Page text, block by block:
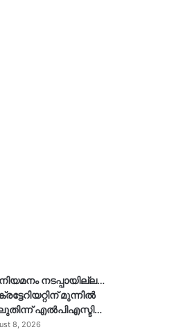
നിയമനം നടപ്പായില്ല…
മുന്നിൽ
എൽപിഎസ്ടി…
8, 2026